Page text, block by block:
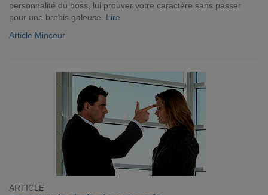
personnalité du boss, lui prouver votre caractère sans passer
pour une brebis galeuse. Lire
Article Minceur
ARTICLE